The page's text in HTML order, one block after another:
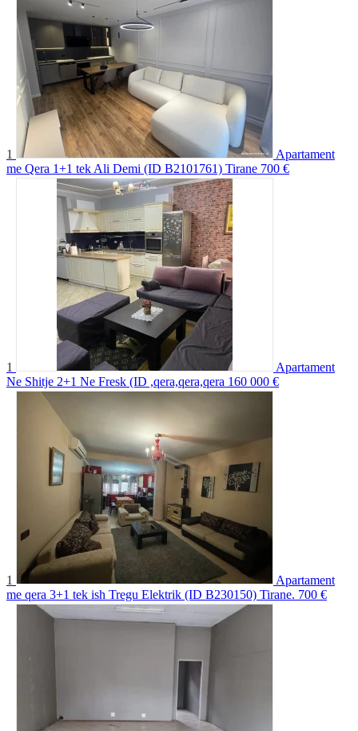
1
Apartament
me Qera 1+1 tek Ali Demi (ID B2101761) Tirane 700 €
1
Apartament
Ne Shitje 2+1 Ne Fresk (ID ,qera,qera,qera 160 000 €
1
Apartament
me qera 3+1 tek ish Tregu Elektrik (ID B230150) Tirane. 700 €